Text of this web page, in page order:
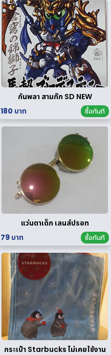
กันพลา สามก๊ก SD NEW
180 บาท
ซื้อทันที
แว่นตาเด็ก เลนส์ปรอท
79 บาท
ซื้อทันที
กระเป๋า Starbucks ไม่เคยใช้งาน